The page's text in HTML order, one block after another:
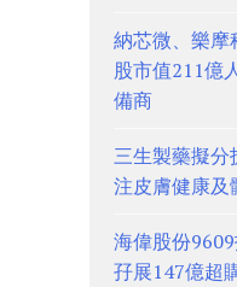
納芯微、樂
股市值211億
備商
三生製藥擬
注皮膚健康及
海偉股份
孖展147億超